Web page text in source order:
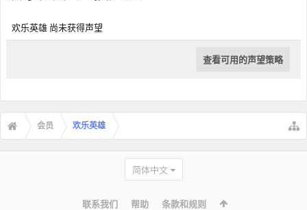
欢乐英雄 尚未获得声望
查看可用的声望策略
会员 欢乐英雄
简体中文
联系我们 帮助 条款和规则